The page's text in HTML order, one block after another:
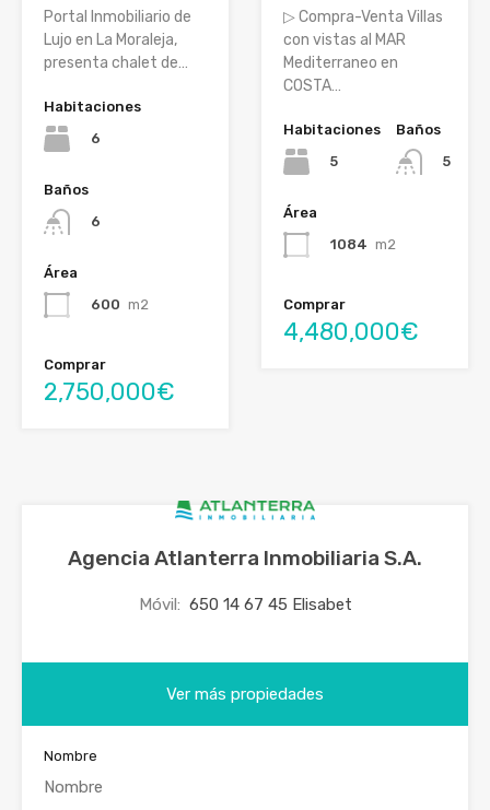
Portal Inmobiliario de
Lujo en La Moraleja,
presenta chalet de…
Habitaciones
6
Baños
6
Área
600 m2
Comprar
2,750,000€
▷ Compra-Venta Villas
con vistas al MAR
Mediterraneo en
COSTA…
Habitaciones
5
Baños
5
Área
1084 m2
Comprar
4,480,000€
Agencia Atlanterra Inmobiliaria S.A.
Móvil: 650 14 67 45 Elisabet
Ver más propiedades
Nombre